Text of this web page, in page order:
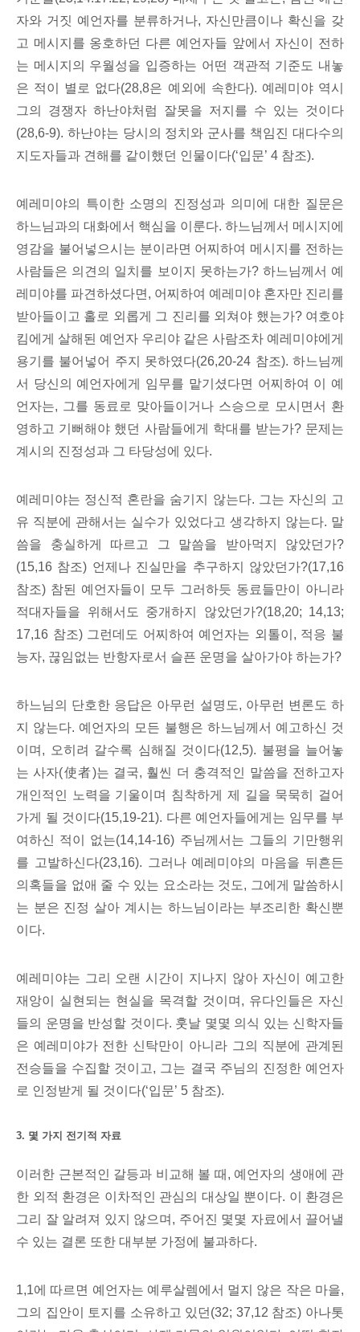
자와 거짓 예언자를 분류하거나, 자신만큼이나 확신을 갖
고 메시지를 옹호하던 다른 예언자들 앞에서 자신이 전하
는 메시지의 우월성을 입증하는 어떤 객관적 기준도 내놓
은 적이 별로 없다(28,8은 예외에 속한다). 예레미야 역시
그의 경쟁자 하난야처럼 잘못을 저지를 수 있는 것이다
(28,6-9). 하난야는 당시의 정치와 군사를 책임진 대다수의
지도자들과 견해를 같이했던 인물이다(‘입문’ 4 참조).
예레미야의 특이한 소명의 진정성과 의미에 대한 질문은
하느님과의 대화에서 핵심을 이룬다. 하느님께서 메시지에
영감을 불어넣으시는 분이라면 어찌하여 메시지를 전하는
사람들은 의견의 일치를 보이지 못하는가? 하느님께서 예
레미야를 파견하셨다면, 어찌하여 예레미야 혼자만 진리를
받아들이고 홀로 외롭게 그 진리를 외쳐야 했는가? 여호야
킴에게 살해된 예언자 우리야 같은 사람조차 예레미야에게
용기를 불어넣어 주지 못하였다(26,20-24 참조). 하느님께
서 당신의 예언자에게 임무를 맡기셨다면 어찌하여 이 예
언자는, 그를 동료로 맞아들이거나 스승으로 모시면서 환
영하고 기뻐해야 했던 사람들에게 학대를 받는가? 문제는
계시의 진정성과 그 타당성에 있다.
예레미야는 정신적 혼란을 숨기지 않는다. 그는 자신의 고
유 직분에 관해서는 실수가 있었다고 생각하지 않는다. 말
씀을 충실하게 따르고 그 말씀을 받아먹지 않았던가?
(15,16 참조) 언제나 진실만을 추구하지 않았던가?(17,16
참조) 참된 예언자들이 모두 그러하듯 동료들만이 아니라
적대자들을 위해서도 중개하지 않았던가?(18,20; 14,13;
17,16 참조) 그런데도 어찌하여 예언자는 외톨이, 적응 불
능자, 끊임없는 반항자로서 슬픈 운명을 살아가야 하는가?
하느님의 단호한 응답은 아무런 설명도, 아무런 변론도 하
지 않는다. 예언자의 모든 불행은 하느님께서 예고하신 것
이며, 오히려 갈수록 심해질 것이다(12,5). 불평을 늘어놓
는 사자(使者)는 결국, 훨씬 더 충격적인 말씀을 전하고자
개인적인 노력을 기울이며 침착하게 제 길을 묵묵히 걸어
가게 될 것이다(15,19-21). 다른 예언자들에게는 임무를 부
여하신 적이 없는(14,14-16) 주님께서는 그들의 기만행위
를 고발하신다(23,16). 그러나 예레미야의 마음을 뒤흔든
의혹들을 없애 줄 수 있는 요소라는 것도, 그에게 말씀하시
는 분은 진정 살아 계시는 하느님이라는 부조리한 확신뿐
이다.
예레미야는 그리 오랜 시간이 지나지 않아 자신이 예고한
재앙이 실현되는 현실을 목격할 것이며, 유다인들은 자신
들의 운명을 반성할 것이다. 훗날 몇몇 의식 있는 신학자들
은 예레미야가 전한 신탁만이 아니라 그의 직분에 관계된
전승들을 수집할 것이고, 그는 결국 주님의 진정한 예언자
로 인정받게 될 것이다(‘입문’ 5 참조).
3. 몇 가지 전기적 자료
이러한 근본적인 갈등과 비교해 볼 때, 예언자의 생애에 관
한 외적 환경은 이차적인 관심의 대상일 뿐이다. 이 환경은
그리 잘 알려져 있지 않으며, 주어진 몇몇 자료에서 끌어낼
수 있는 결론 또한 대부분 가정에 불과하다.
1,1에 따르면 예언자는 예루살렘에서 멀지 않은 작은 마을,
그의 집안이 토지를 소유하고 있던(32; 37,12 참조) 아나톳